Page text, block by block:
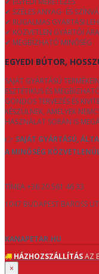
✔ SZÉLES ANYAG- ÉS
✔ RUGALMAS GYÁRTÁSI
✔ KÖZVETLEN GYÁRTÓI
✔ MEGBÍZHATÓ MINŐSÉG
EGYEDI BÚTOR,
SAJÁT GYÁRTÁSÚ
ESZTÉTIKUS ÉS
GONDOS TERVEZÉS ÉS
KÉSZÜLNEK, AMELYEK
HASZNÁLAT SORÁN IS
👉 SAJÁT GYÁRTÁSÚ,
A MINŐSÉG
TÍMEA +36 20 561 46 33
1047 BUDAPEST BAROSS
KANAPETAR.HU
HÁZHOZSZÁLLÍTÁSAZ
×